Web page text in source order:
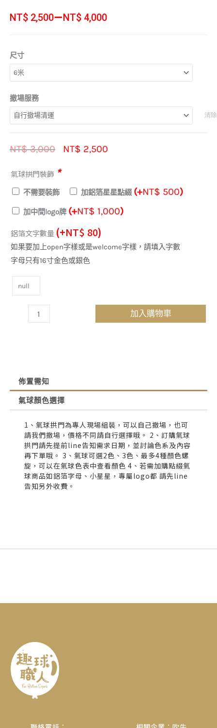
NT$ 2,500–NT$ 4,000
價
圍：
NT$ 2,500
到
NT$ 4,000
尺寸
撤場服務
清除
NT$3,000
始
NT$ 3,000。
NT$ 2,500
前
是：
氣球拱門裝飾 *
不需要裝飾 加鋁箔星星點綴 (+NT$ 500)
加中間logo牌 (+NT$ 1,000)
鋁箔文字數量 (+NT$ 80)
如果要加上open字樣或是welcome字樣，請填入字數
字母只有16寸金色或銀色
本
螺
氣
球
拱
門
量
加入購物車
佈置需知
氣球顏色選擇
1、氣球拱門為專人現場組裝，可以自己撤場，也可
請我們撤場，價格不同請自行選擇哦。 2、訂購氣球
拱門請先提前line告知需求日期，並討論色系及內容
再下單哦。 3、氣球可選2色、3色、最多4種顏色螺
旋，可以在氣球色表中查看顏色 4、若需加購點綴氣
球商品如鋁箔字母、小星星，專屬logo都 請先line
告知另外收費。